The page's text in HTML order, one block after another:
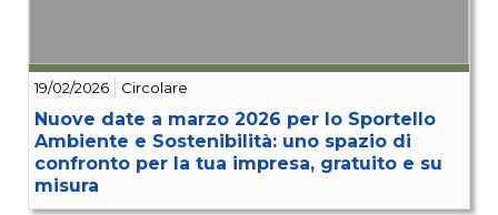
19/02/2026 Circolare
Nuove date a marzo 2026 per lo Sportello
Ambiente e Sostenibilità: uno spazio di
confronto per la tua impresa, gratuito e su
misura